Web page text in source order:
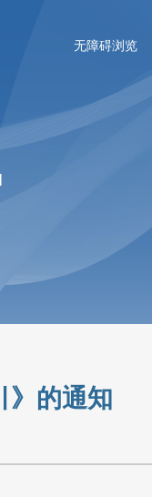
无障碍浏览
》的通知